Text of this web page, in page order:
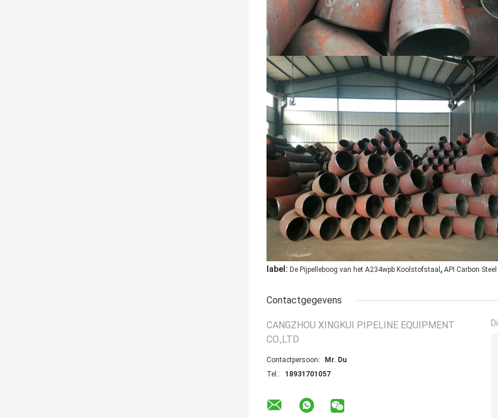
label: De Pijpelleboog van het A234wpb Koolstofstaal , API Carbon
Contactgegevens
CANGZHOU XINGKUI PIPELINE EQUIPMENT
CO.,LTD
Contactpersoon:
Mr. Du
Tel.:
18931701057